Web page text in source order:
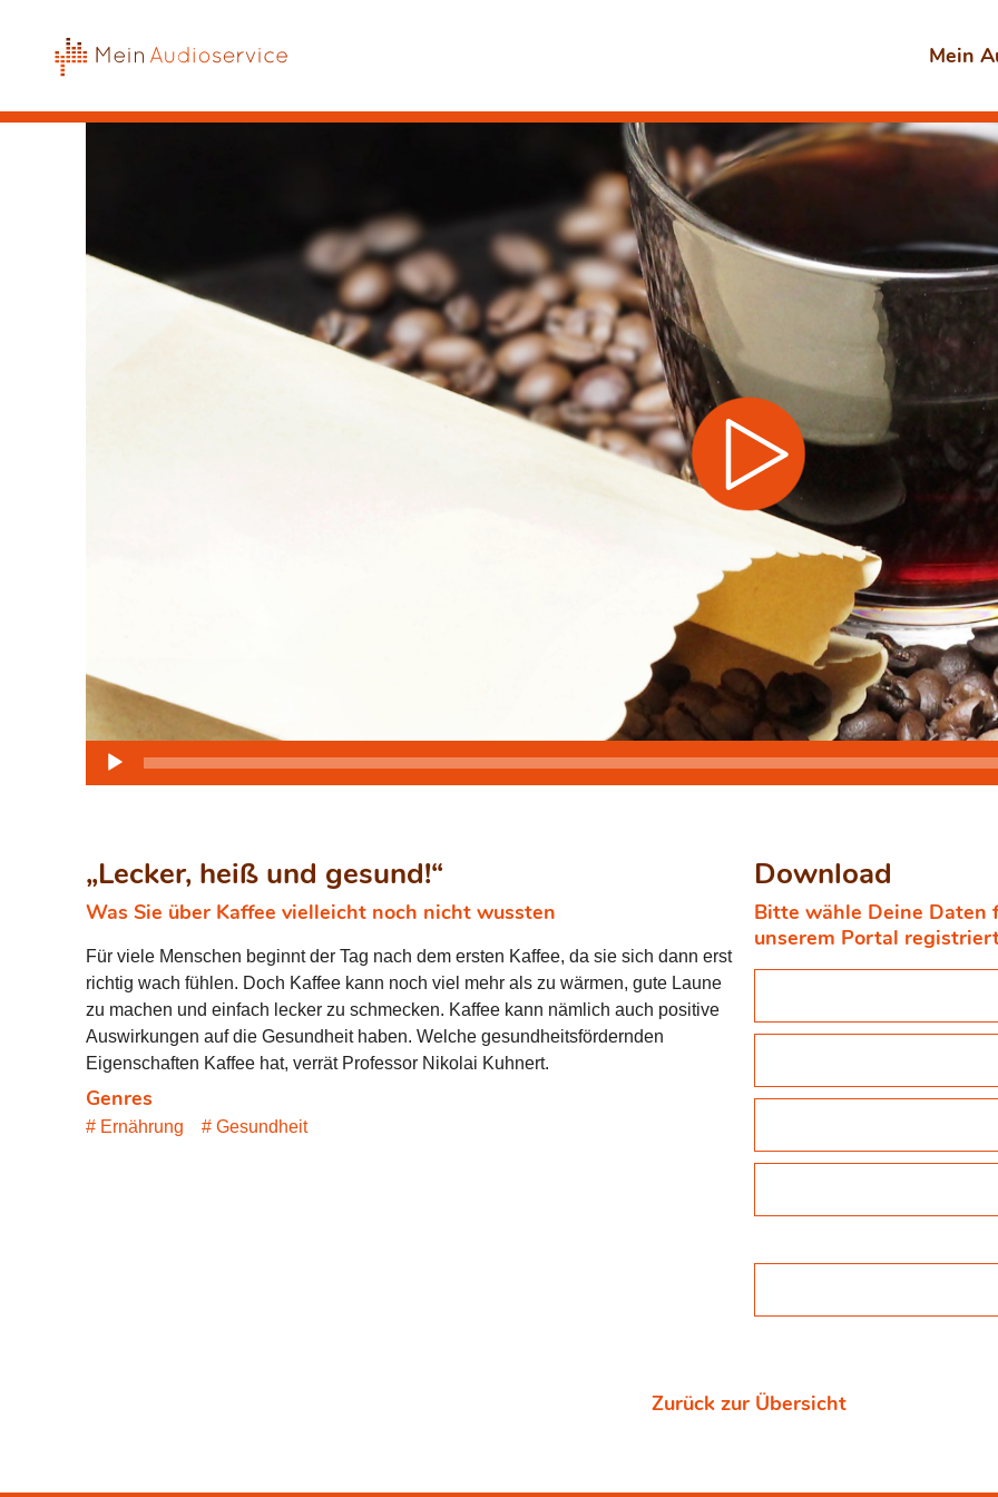
Mein
Audio-
„Lecker, heiß und gesund!“
Was Sie über Kaffee vielleicht noch nicht wussten
Für viele Menschen beginnt der Tag nach dem ersten Kaffee, da sie sich dann erst
richtig wach fühlen. Doch Kaffee kann noch viel mehr als zu wärmen, gute Laune
zu machen und einfach lecker zu schmecken. Kaffee kann nämlich auch positive
Auswirkungen auf die Gesundheit haben. Welche gesundheitsfördernden
Eigenschaften Kaffee hat, verrät Professor Nikolai Kuhnert.
Genres
Ernährung Gesundheit
Download
Bitte wähle Deine Daten
unserem Portal
Zurück zur Übersicht